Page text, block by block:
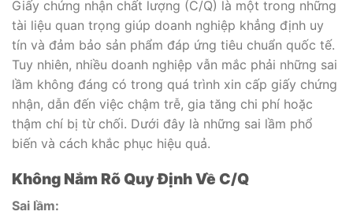
Giấy chứng nhận chất lượng (C/Q) là một trong những
tài liệu quan trọng giúp doanh nghiệp khẳng định uy
tín và đảm bảo sản phẩm đáp ứng tiêu chuẩn quốc tế.
Tuy nhiên, nhiều doanh nghiệp vẫn mắc phải những sai
lầm không đáng có trong quá trình xin cấp giấy chứng
nhận, dẫn đến việc chậm trễ, gia tăng chi phí hoặc
thậm chí bị từ chối. Dưới đây là những sai lầm phổ
biến và cách khắc phục hiệu quả.
Không Nắm Rõ Quy Định Về C/Q
Sai lầm: